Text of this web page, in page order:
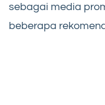
sebagai media
beberapa